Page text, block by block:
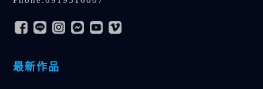
最新作品